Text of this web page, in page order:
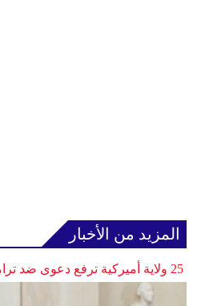
المزيد من الأخبار
25 ولاية أميركية ترفع دعوى ضد ترامب بسبب الرسوم الجمركية